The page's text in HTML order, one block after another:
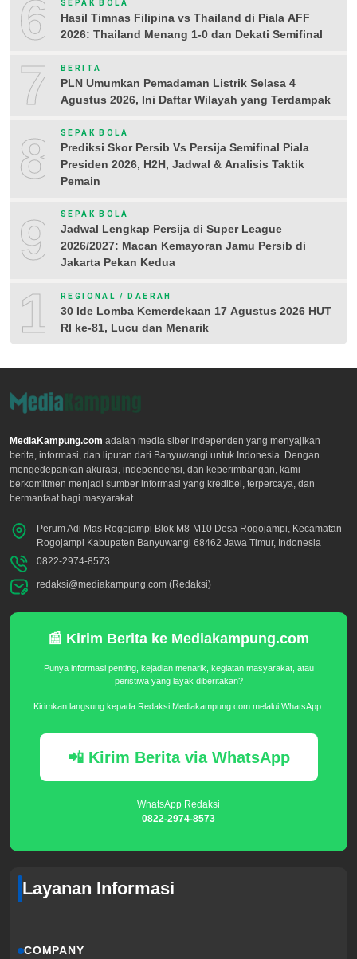
6 SEPAK BOLA
Hasil Timnas Filipina vs Thailand di Piala AFF
2026: Thailand Menang 1-0 dan Dekati Semifinal
7 BERITA
PLN Umumkan Pemadaman Listrik Selasa 4
Agustus 2026, Ini Daftar Wilayah yang Terdampak
8 SEPAK BOLA
Prediksi Skor Persib Vs Persija Semifinal Piala
Presiden 2026, H2H, Jadwal & Analisis Taktik
Pemain
9 SEPAK BOLA
Jadwal Lengkap Persija di Super League
2026/2027: Macan Kemayoran Jamu Persib di
Jakarta Pekan Kedua
10REGIONAL / DAERAH
30 Ide Lomba Kemerdekaan 17 Agustus 2026 HUT
RI ke-81, Lucu dan Menarik
MediaKampung.com adalah media siber independen yang menyajikan
berita, informasi, dan liputan dari Banyuwangi untuk Indonesia. Dengan
mengedepankan akurasi, independensi, dan keberimbangan, kami
berkomitmen menjadi sumber informasi yang kredibel, terpercaya, dan
bermanfaat bagi masyarakat.
Perum Adi Mas Rogojampi Blok M8-M10 Desa Rogojampi, Kecamatan
Rogojampi Kabupaten Banyuwangi 68462 Jawa Timur, Indonesia
0822-2974-8573
redaksi@mediakampung.com (Redaksi)
📰 Kirim Berita ke Mediakampung.com
Punya informasi penting, kejadian menarik, kegiatan masyarakat, atau
peristiwa yang layak diberitakan?
Kirimkan langsung kepada Redaksi Mediakampung.com melalui WhatsApp.
📲 Kirim Berita via WhatsApp
WhatsApp Redaksi
0822-2974-8573
Layanan Informasi
COMPANY